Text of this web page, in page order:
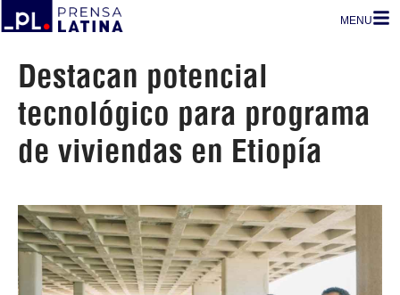
MENU
Destacan potencial
tecnológico para programa
de viviendas en Etiopía